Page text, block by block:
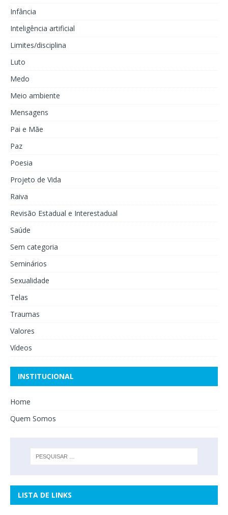
Infância
Inteligência artificial
Limites/disciplina
Luto
Medo
Meio ambiente
Mensagens
Pai e Mãe
Paz
Poesia
Projeto de Vida
Raiva
Revisão Estadual e Interestadual
Saúde
Sem categoria
Seminários
Sexualidade
Telas
Traumas
Valores
Vídeos
INSTITUCIONAL
Home
Quem Somos
LISTA DE LINKS